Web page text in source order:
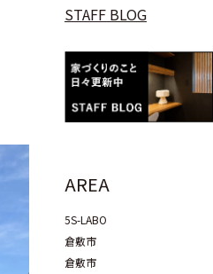
STAFF BLOG
AREA
5S-LABO
倉敷市
倉敷市